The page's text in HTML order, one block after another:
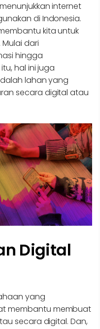
internet
di Indonesia.
kita untuk
dari
hingga
hal ini juga
lahan yang
secara digital atau
Digital
yang
membantu membuat
secara digital. Dan,